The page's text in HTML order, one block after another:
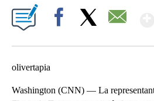
olivertapia
Washington (CNN) — La